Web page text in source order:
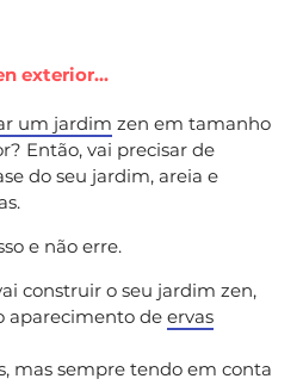
exterior…
um jardim zen em tamanho
Então, vai precisar de
do seu jardim, areia e
e não erre.
construir o seu jardim zen,
aparecimento de ervas
mas sempre tendo em conta